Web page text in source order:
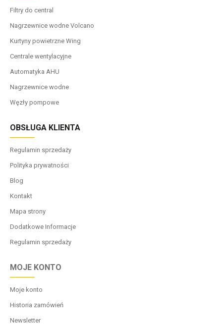
Filtry do central
Nagrzewnice wodne Volcano
Kurtyny powietrzne Wing
Centrale wentylacyjne
Automatyka AHU
Nagrzewnice wodne
Węzły pompowe
OBSŁUGA KLIENTA
Regulamin sprzedaży
Polityka prywatności
Blog
Kontakt
Mapa strony
Dodatkowe Informacje
Regulamin sprzedaży
MOJE KONTO
Moje konto
Historia zamówień
Newsletter